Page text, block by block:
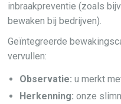
inbraakpreventie (zoals
bewaken bij bedrijven).
Geïntegreerde
vervullen:
Observatie: u merkt
Herkenning: onze